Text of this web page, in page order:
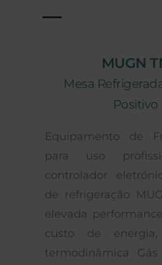
MUGN
Mesa
Positivo
Equipamento de
para uso
controlador
de refrigeração
elevada
custo de
termodinâmica